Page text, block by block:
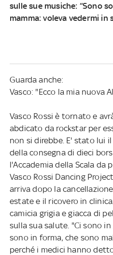
sulle sue musiche: “Sono
mamma: voleva vedermi in
Guarda anche:
Vasco: "Ecco la mia nuova
Vasco Rossi è tornato e
abdicato da rockstar per
non si direbbe. E' stato lui
della consegna di dieci
l'Accademia della Scala da
Vasco Rossi Dancing
arriva dopo la
estate e il ricovero in
camicia grigia e giacca di
sulla sua salute. "Ci sono
sono in forma, che sono
perché i medici hanno